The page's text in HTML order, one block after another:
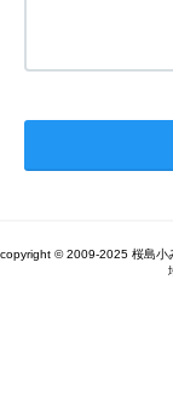
copyright © 2009-2025 桜島小